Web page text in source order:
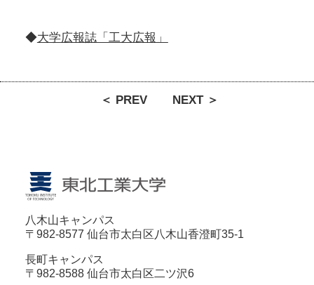
◆大学広報誌「工大広報」
＜ PREV NEXT ＞
八木山キャンパス
〒982-8577 仙台市太白区八木山香澄町35-1
長町キャンパス
〒982-8588 仙台市太白区二ツ沢6